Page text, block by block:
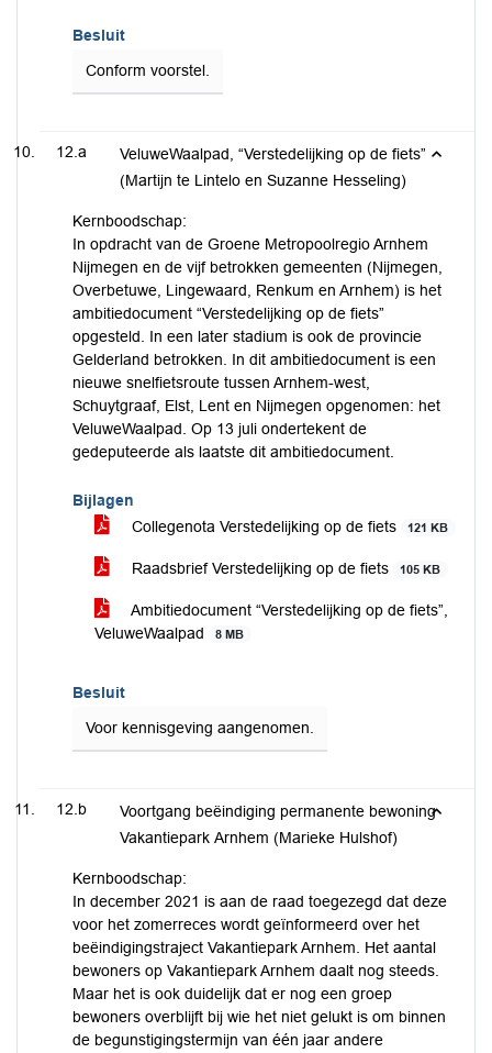
Besluit
Conform voorstel.
12.a
VeluweWaalpad, “Verstedelijking op de fiets”
(Martijn te Lintelo en Suzanne Hesseling)
Kernboodschap:
In opdracht van de Groene Metropoolregio Arnhem
Nijmegen en de vijf betrokken gemeenten (Nijmegen,
Overbetuwe, Lingewaard, Renkum en Arnhem) is het
ambitiedocument “Verstedelijking op de fiets”
opgesteld. In een later stadium is ook de provincie
Gelderland betrokken. In dit ambitiedocument is een
nieuwe snelfietsroute tussen Arnhem-west,
Schuytgraaf, Elst, Lent en Nijmegen opgenomen: het
VeluweWaalpad. Op 13 juli ondertekent de
gedeputeerde als laatste dit ambitiedocument.
Bijlagen
Collegenota Verstedelijking op de fiets
121 KB
Raadsbrief Verstedelijking op de fiets 105 KB
Ambitiedocument “Verstedelijking op de fiets”,
VeluweWaalpad
8 MB
Besluit
Voor kennisgeving aangenomen.
12.b
Voortgang beëindiging permanente bewoning
Vakantiepark Arnhem (Marieke Hulshof)
Kernboodschap:
In december 2021 is aan de raad toegezegd dat deze
voor het zomerreces wordt geïnformeerd over het
beëindigingstraject Vakantiepark Arnhem. Het aantal
bewoners op Vakantiepark Arnhem daalt nog steeds.
Maar het is ook duidelijk dat er nog een groep
bewoners overblijft bij wie het niet gelukt is om binnen
de begunstigingstermijn van één jaar andere